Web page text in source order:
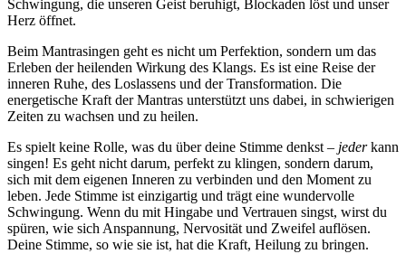
Schwingung, die unseren Geist beruhigt, Blockaden löst und unser
Herz öffnet.
Beim Mantrasingen geht es nicht um Perfektion, sondern um das
Erleben der heilenden Wirkung des Klangs. Es ist eine Reise der
inneren Ruhe, des Loslassens und der Transformation. Die
energetische Kraft der Mantras unterstützt uns dabei, in schwierigen
Zeiten zu wachsen und zu heilen.
Es spielt keine Rolle, was du über deine Stimme denkst – jederkann
singen! Es geht nicht darum, perfekt zu klingen, sondern darum,
sich mit dem eigenen Inneren zu verbinden und den Moment zu
leben. Jede Stimme ist einzigartig und trägt eine wundervolle
Schwingung. Wenn du mit Hingabe und Vertrauen singst, wirst du
spüren, wie sich Anspannung, Nervosität und Zweifel auflösen.
Deine Stimme, so wie sie ist, hat die Kraft, Heilung zu bringen.